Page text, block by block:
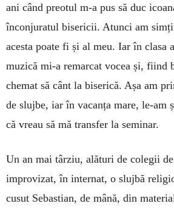
ani când preotul m-a pus să duc
înconjuratul bisericii. Atunci am
acesta poate fi și al meu. Iar în clasa
muzică mi-a remarcat vocea și, fiind
chemat să cânt la biserică. Așa am
de slujbe, iar în vacanța mare, le-am
că vreau să mă transfer la seminar.
Un an mai târziu, alături de colegii
improvizat, în internat, o slujbă
cusut Sebastian, de mână, din